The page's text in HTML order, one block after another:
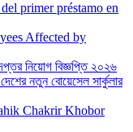
primer préstamo en
Affected by
নিয়োগ বিজ্ঞপ্তি ২০২৬
নতুন বোয়েসেল সার্কুলার
Chakrir Khobor